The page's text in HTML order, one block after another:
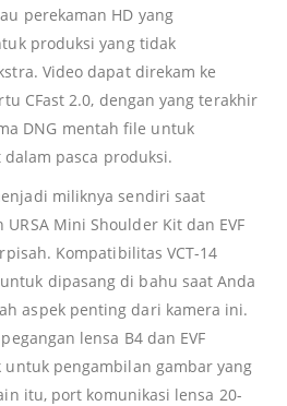
perekaman HD yang
produksi yang tidak
Video dapat direkam ke
CFast 2.0, dengan yang terakhir
DNG mentah file untuk
pasca produksi.
miliknya sendiri saat
Mini Shoulder Kit dan EVF
Kompatibilitas VCT-14
dipasang di bahu saat Anda
aspek penting dari kamera ini.
lensa B4 dan EVF
pengambilan gambar yang
itu, port komunikasi lensa 20-